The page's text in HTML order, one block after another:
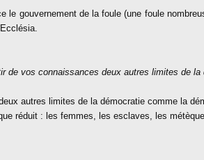
le gouvernement de la foule (une foule
de vos connaissances deux autres limites de la
autres limites de la démocratie comme la
réduit : les femmes, les esclaves, les